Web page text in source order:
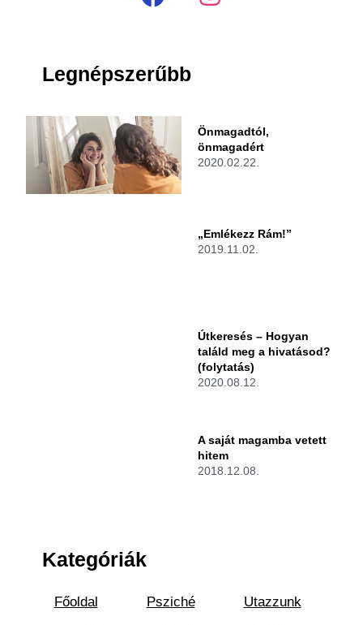
Legnépszerűbb
Önmagadtól,
önmagadért
2020.02.22.
„Emlékezz Rám!”
2019.11.02.
Útkeresés – Hogyan
találd meg a hivatásod?
(folytatás)
2020.08.12.
A saját magamba vetett
hitem
2018.12.08.
Kategóriák
Főoldal Psziché Utazzunk